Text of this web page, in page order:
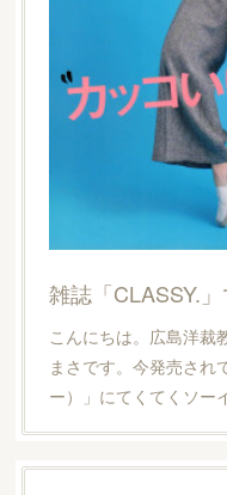
雑誌「CLASSY.
こんにちは。広島洋裁
まさです。今発売され
ー）」にてくてくソー